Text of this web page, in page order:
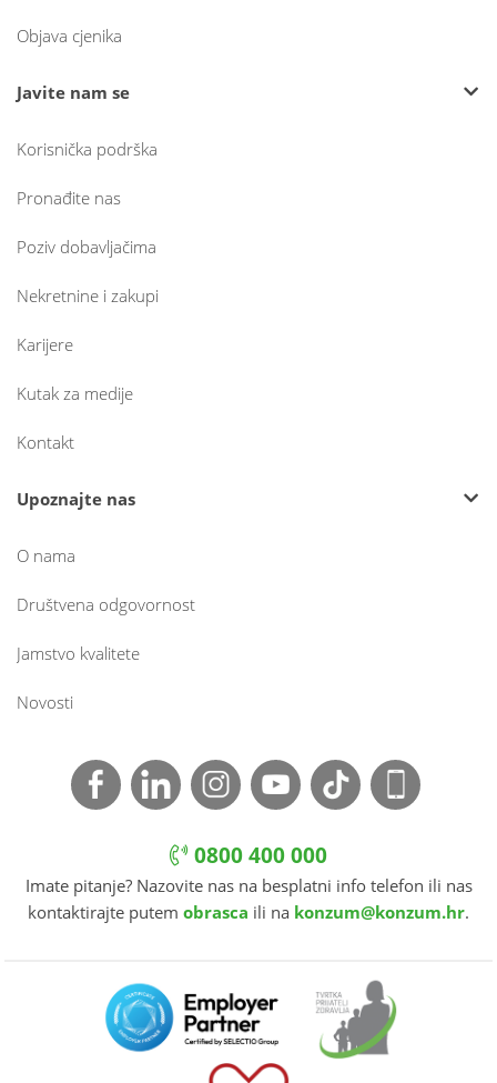
Objava cjenika
Javite nam se
Korisnička podrška
Pronađite nas
Poziv dobavljačima
Nekretnine i zakupi
Karijere
Kutak za medije
Kontakt
Upoznajte nas
O nama
Društvena odgovornost
Jamstvo kvalitete
Novosti
0800 400 000
Imate pitanje? Nazovite nas na besplatni info telefon ili nas
kontaktirajte putem obrasca ili na konzum@konzum.hr.